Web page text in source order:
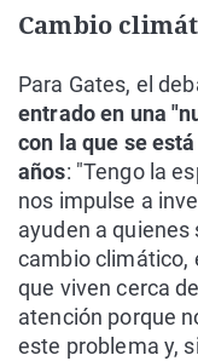
Cambio
Para Gates, el
entrado en una
con la que se
años: "Tengo la
nos impulse a
ayuden a quienes
cambio climático,
que viven cerca
atención porque
este problema y,